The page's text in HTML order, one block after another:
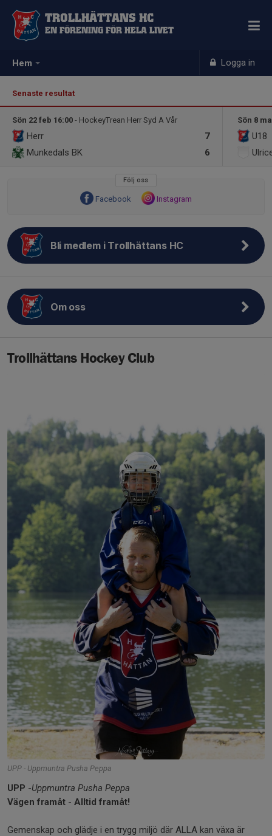
Hem Logga in
TROLLHÄTTANS HC
EN FÖRENING FÖR HELA LIVET
Senaste resultat
Sön 22 feb 16:00 - HockeyTrean Herr Syd A Vår
7
Herr
6
Munkedals BK
Sön 8
U18
Följ oss
Facebook Instagram
Bli medlem i Trollhättans HC
Om oss
Trollhättans Hockey Club
UPP - Uppmuntra Pusha Peppa
UPP -Uppmuntra Pusha Peppa
Vägen framåt - Alltid framåt!
Gemenskap och glädje i en trygg miljö där ALLA kan växa är